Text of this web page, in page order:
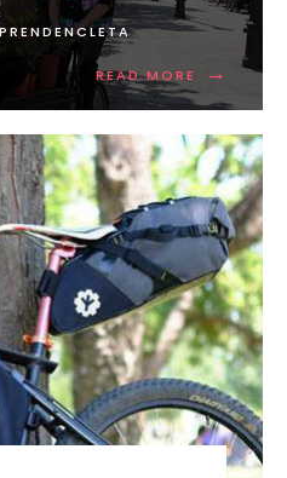
READ MORE →